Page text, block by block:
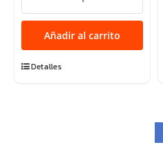
VICTRA
SPORT
99W
SUV
Añadir al carrito
Detalles